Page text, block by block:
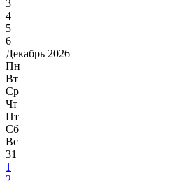
3
4
5
6
Декабрь 2026
Пн
Вт
Ср
Чт
Пт
Сб
Вс
31
1